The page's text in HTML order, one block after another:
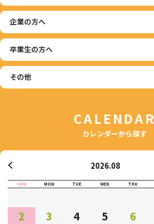
企業の方へ
卒業生の方へ
その他
CALENDAR
カレンダーから探す
2026.08
SUN MON TUE WED THU
2
3 4 5 6